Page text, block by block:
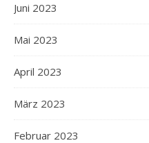
Juni 2023
Mai 2023
April 2023
März 2023
Februar 2023